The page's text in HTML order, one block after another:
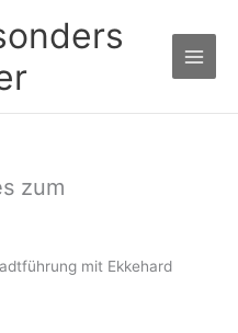
zum
mit Ekkehard